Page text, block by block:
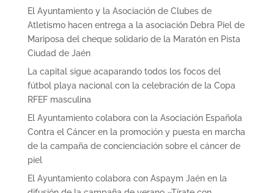
El Ayuntamiento y la Asociación de Clubes de
Atletismo hacen entrega a la asociación Debra Piel de
Mariposa del cheque solidario de la Maratón en Pista
Ciudad de Jaén
La capital sigue acaparando todos los focos del
fútbol playa nacional con la celebración de la Copa
RFEF masculina
El Ayuntamiento colabora con la Asociación Española
Contra el Cáncer en la promoción y puesta en marcha
de la campaña de concienciación sobre el cáncer de
piel
El Ayuntamiento colabora con Aspaym Jaén en la